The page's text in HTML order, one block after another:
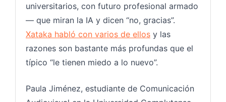
universitarios, con futuro profesional armado
— que miran la IA y dicen “no, gracias”.
Xataka habló con varios de ellos y las
razones son bastante más profundas que el
típico “le tienen miedo a lo nuevo”.
Paula Jiménez, estudiante de Comunicación